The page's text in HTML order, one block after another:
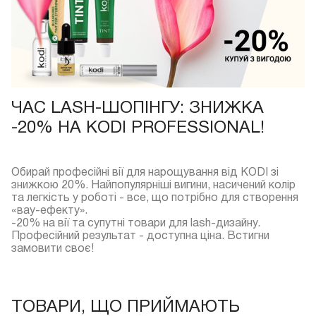
ЧАС LASH-ШОПІНГУ: ЗНИЖКА
-20% НА KODI PROFESSIONAL!
Обирай професійні вії для нарощування від KODI зі
знижкою 20%. Найпопулярніші вигини, насичений колір
та легкість у роботі - все, що потрібно для створення
«вау-ефекту».
-20% на вії та супутні товари для lash-дизайну.
Професійний результат - доступна ціна. Встигни
замовити своє!
ТОВАРИ, ЩО ПРИЙМАЮТЬ